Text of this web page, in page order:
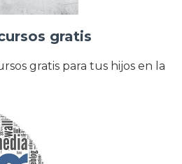
gratis
gratis para tus hijos en la